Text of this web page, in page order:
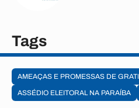
Tags
AMEAÇAS E PROMESSAS DE
ASSÉDIO ELEITORAL NA PARAÍBA